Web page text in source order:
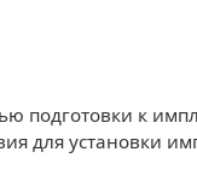
подготовки к
для установки